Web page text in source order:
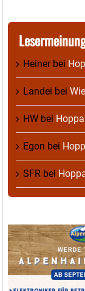
Heinerbei
Landei bei
HW bei
Egon bei
SFR bei